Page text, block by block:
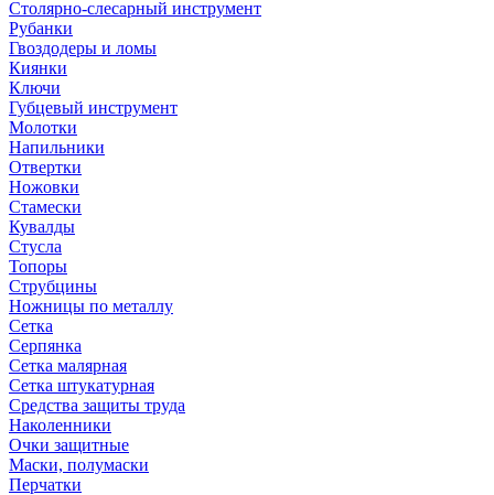
Столярно-слесарный инструмент
Рубанки
Гвоздодеры и ломы
Киянки
Ключи
Губцевый инструмент
Молотки
Напильники
Отвертки
Ножовки
Стамески
Кувалды
Стусла
Топоры
Струбцины
Ножницы по металлу
Сетка
Серпянка
Сетка малярная
Сетка штукатурная
Средства защиты труда
Наколенники
Очки защитные
Маски, полумаски
Перчатки